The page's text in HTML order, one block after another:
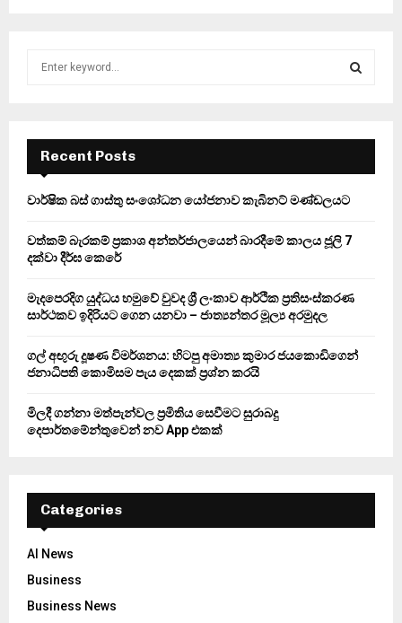
f
r
E
A
Recent Posts
වාර්ෂික බස් ගාස්තු සංශෝධන යෝජනාව කැබිනට් මණ්ඩලයට
වත්කම් බැරකම් ප්‍රකාශ අන්තර්ජාලයෙන් බාරදීමේ කාලය ජූලි 7
දක්වා දීර්ඝ කෙරේ
මැදපෙරදිග යුද්ධය හමුවේ වුවද ශ්‍රී ලංකාව ආර්ථික ප්‍රතිසංස්කරණ
සාර්ථකව ඉදිරියට ගෙන යනවා – ජාත්‍යන්තර මූල්‍ය අරමුදල
ගල් අඟුරු දූෂණ විමර්ශනය: හිටපු අමාත්‍ය කුමාර ජයකොඩිගෙන්
ජනාධිපති කොමිසම පැය දෙකක් ප්‍රශ්න කරයි
මිලදී ගන්නා මත්පැන්වල ප්‍රමිතිය සෙවීමට සුරාබදු
දෙපාර්තමේන්තුවෙන් නව App එකක්
Categories
AI News
Business
Business News